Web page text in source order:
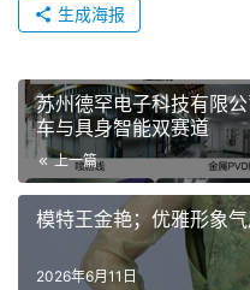
生成海报
苏州德罕电子科技有限
车与具身智能双赛道
上一篇
模特王金艳；优雅形象
2026年6月11日